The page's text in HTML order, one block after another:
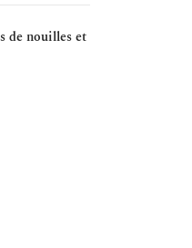
de nouilles et